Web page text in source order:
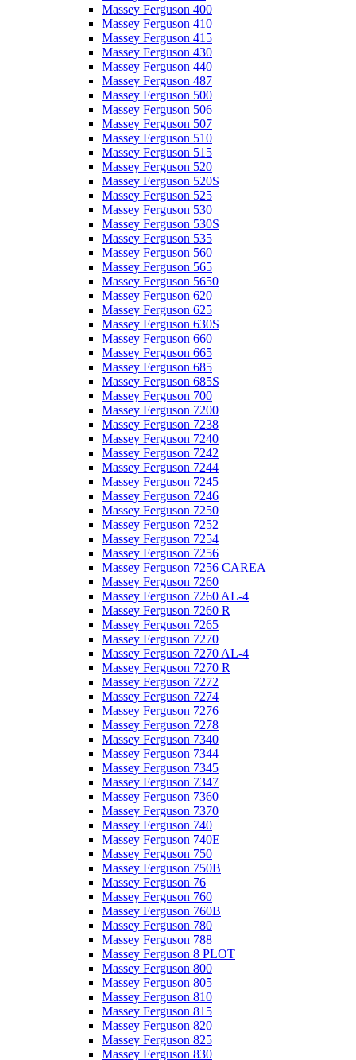
Massey Ferguson 400
Massey Ferguson 410
Massey Ferguson 415
Massey Ferguson 430
Massey Ferguson 440
Massey Ferguson 487
Massey Ferguson 500
Massey Ferguson 506
Massey Ferguson 507
Massey Ferguson 510
Massey Ferguson 515
Massey Ferguson 520
Massey Ferguson 520S
Massey Ferguson 525
Massey Ferguson 530
Massey Ferguson 530S
Massey Ferguson 535
Massey Ferguson 560
Massey Ferguson 565
Massey Ferguson 5650
Massey Ferguson 620
Massey Ferguson 625
Massey Ferguson 630S
Massey Ferguson 660
Massey Ferguson 665
Massey Ferguson 685
Massey Ferguson 685S
Massey Ferguson 700
Massey Ferguson 7200
Massey Ferguson 7238
Massey Ferguson 7240
Massey Ferguson 7242
Massey Ferguson 7244
Massey Ferguson 7245
Massey Ferguson 7246
Massey Ferguson 7250
Massey Ferguson 7252
Massey Ferguson 7254
Massey Ferguson 7256
Massey Ferguson 7256 CAREA
Massey Ferguson 7260
Massey Ferguson 7260 AL-4
Massey Ferguson 7260 R
Massey Ferguson 7265
Massey Ferguson 7270
Massey Ferguson 7270 AL-4
Massey Ferguson 7270 R
Massey Ferguson 7272
Massey Ferguson 7274
Massey Ferguson 7276
Massey Ferguson 7278
Massey Ferguson 7340
Massey Ferguson 7344
Massey Ferguson 7345
Massey Ferguson 7347
Massey Ferguson 7360
Massey Ferguson 7370
Massey Ferguson 740
Massey Ferguson 740E
Massey Ferguson 750
Massey Ferguson 750B
Massey Ferguson 76
Massey Ferguson 760
Massey Ferguson 760B
Massey Ferguson 780
Massey Ferguson 788
Massey Ferguson 8 PLOT
Massey Ferguson 800
Massey Ferguson 805
Massey Ferguson 810
Massey Ferguson 815
Massey Ferguson 820
Massey Ferguson 825
Massey Ferguson 830